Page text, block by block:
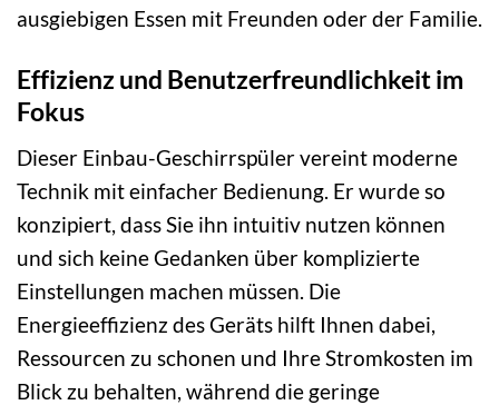
ausgiebigen Essen mit Freunden oder der Familie.
Effizienz und Benutzerfreundlichkeit im
Fokus
Dieser Einbau-Geschirrspüler vereint moderne
Technik mit einfacher Bedienung. Er wurde so
konzipiert, dass Sie ihn intuitiv nutzen können
und sich keine Gedanken über komplizierte
Einstellungen machen müssen. Die
Energieeffizienz des Geräts hilft Ihnen dabei,
Ressourcen zu schonen und Ihre Stromkosten im
Blick zu behalten, während die geringe